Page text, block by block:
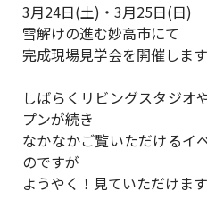
3月24日(土)・3月25日(日)
雪解けの進む妙高市にて
完成現場見学会を開催します
しばらくリビングスタジオ
プンが続き
なかなかご覧いただけるイ
のですが
ようやく！見ていただけます